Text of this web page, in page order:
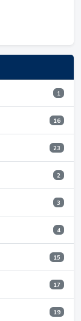
1
16
23
2
3
4
15
17
19